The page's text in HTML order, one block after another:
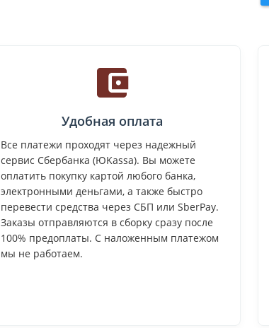
Удобная оплата
Все платежи проходят через надежный
сервис Сбербанка (ЮKassa). Вы можете
оплатить покупку картой любого банка,
электронными деньгами, а также быстро
перевести средства через СБП или SberPay.
Заказы отправляются в сборку сразу после
100% предоплаты. С наложенным платежом
мы не работаем.